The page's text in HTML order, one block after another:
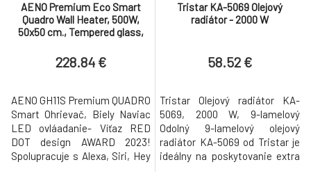
AENO Premium Eco Smart
Quadro Wall Heater, 500W,
50x50 cm., Tempered glass,
type, LED display Plug typ
228.84 €
AENO GH11S Premium QUADRO
Smart Ohrievač, Biely Naviac
LED ovláadanie- Víťaz RED
DOT design AWARD 2023!
Spolupracuje s Alexa, Siri, Hey
Tristar KA-5069 Olejový
radiátor - 2000 W
58.52 €
Tristar Olejový radiátor KA-
5069, 2000 W, 9-lamelový
Odolný 9-lamelový olejový
radiátor KA-5069 od Tristar je
ideálny na poskytovanie extra